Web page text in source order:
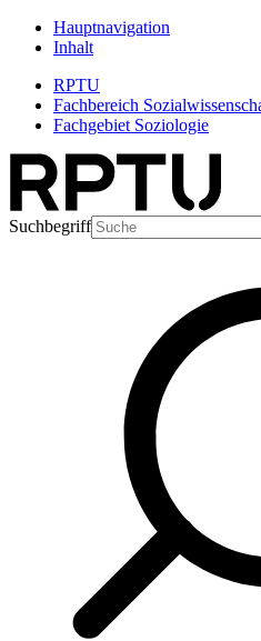
Hauptnavigation
Inhalt
RPTU
Fachbereich
Fachgebiet Soziologie
Suchbegriff